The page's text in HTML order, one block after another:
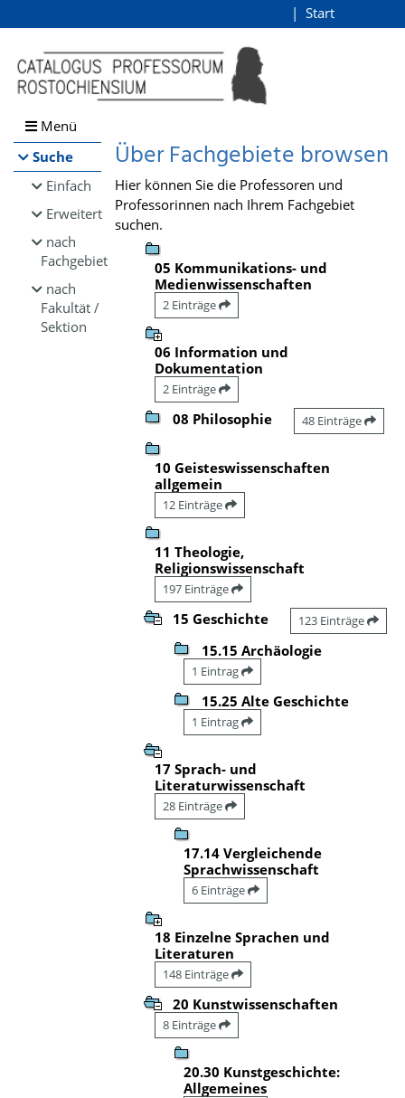
Browsen
direkt zum Inhalt
Start
Menü
Suche
Einfach
Erweitert
nach
Fachgebiet
nach
Fakultät /
Sektion
Über Fachgebiete browsen
Hier können Sie die Professoren und
Professorinnen nach Ihrem Fachgebiet
suchen.
05 Kommunikations- und
Medienwissenschaften
2 Einträge
06 Information und
Dokumentation
2 Einträge
08 Philosophie 48 Einträge
10 Geisteswissenschaften
allgemein
12 Einträge
11 Theologie,
Religionswissenschaft
197 Einträge
15 Geschichte 123 Einträge
15.15 Archäologie
1 Eintrag
15.25 Alte Geschichte
1 Eintrag
17 Sprach- und
Literaturwissenschaft
28 Einträge
17.14 Vergleichende
Sprachwissenschaft
6 Einträge
18 Einzelne Sprachen und
Literaturen
148 Einträge
20 Kunstwissenschaften
8 Einträge
20.30 Kunstgeschichte:
Allgemeines